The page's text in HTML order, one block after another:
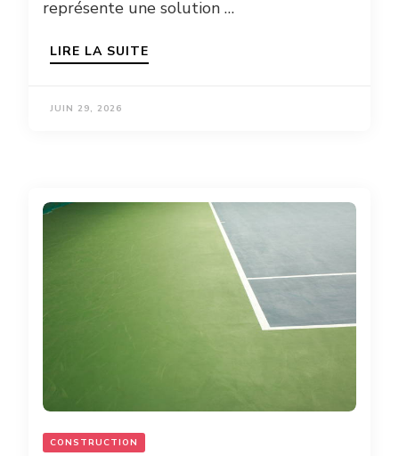
représente une solution …
LIRE LA SUITE
JUIN 29, 2026
CONSTRUCTION